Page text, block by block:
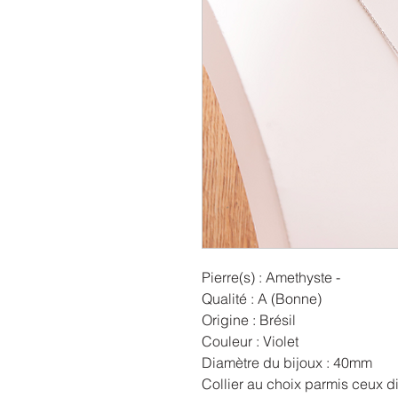
Pierre(s) : Amethyste -
Qualité : A (Bonne)
Origine : Brésil
Couleur : Violet
Diamètre du bijoux : 40mm
Collier au choix parmis ceux